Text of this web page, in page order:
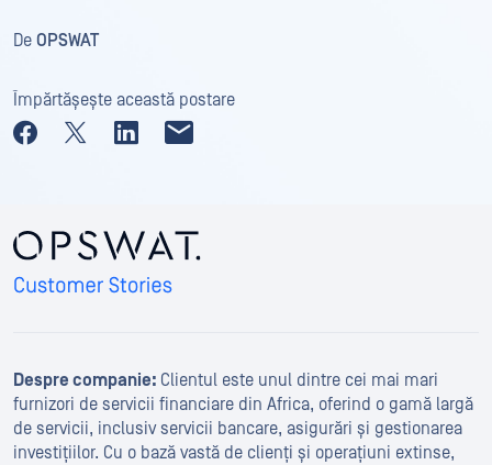
De OPSWAT
Împărtășește această postare
Despre companie: Clientul este unul dintre cei mai mari
furnizori de servicii financiare din Africa, oferind o gamă largă
de servicii, inclusiv servicii bancare, asigurări și gestionarea
investițiilor. Cu o bază vastă de clienți și operațiuni extinse,